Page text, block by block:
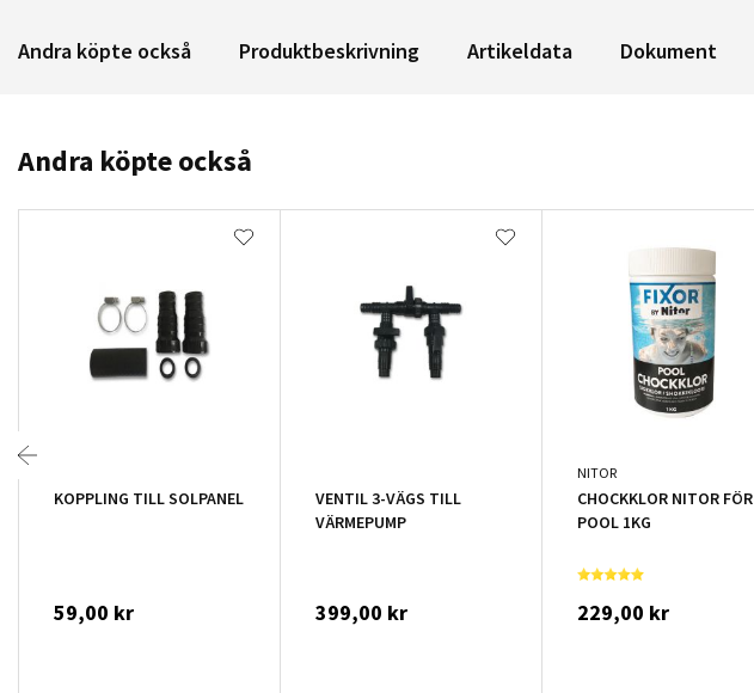
Andra köpte också Produktbeskrivning Artikeldata Dokument
Andra köpte också
KOPPLING TILL SOLPANEL
59,00 kr
VENTIL 3-VÄGS TILL
VÄRMEPUMP
399,00 kr
NITOR
CHOCKKLOR NITOR FÖR
POOL 1KG
229,00 kr